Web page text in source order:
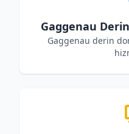
Gaggenau
Gaggenau derin